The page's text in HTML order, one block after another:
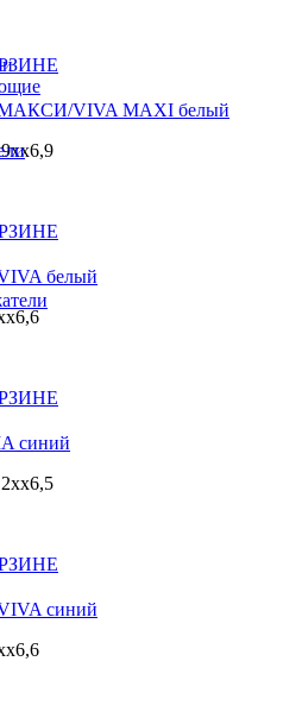
VIVA MAXI белый
белый
синий
синий